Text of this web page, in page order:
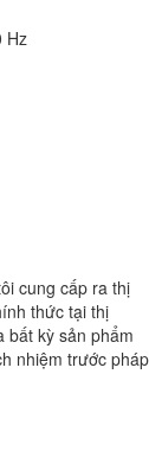
Hz
cung cấp ra thị
thức tại thị
bất kỳ sản phẩm
nhiệm trước pháp